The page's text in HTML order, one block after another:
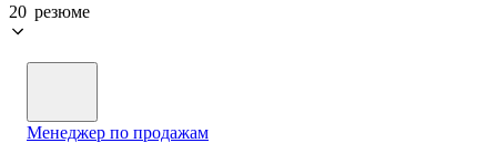
20 резюме
Менеджер по продажам